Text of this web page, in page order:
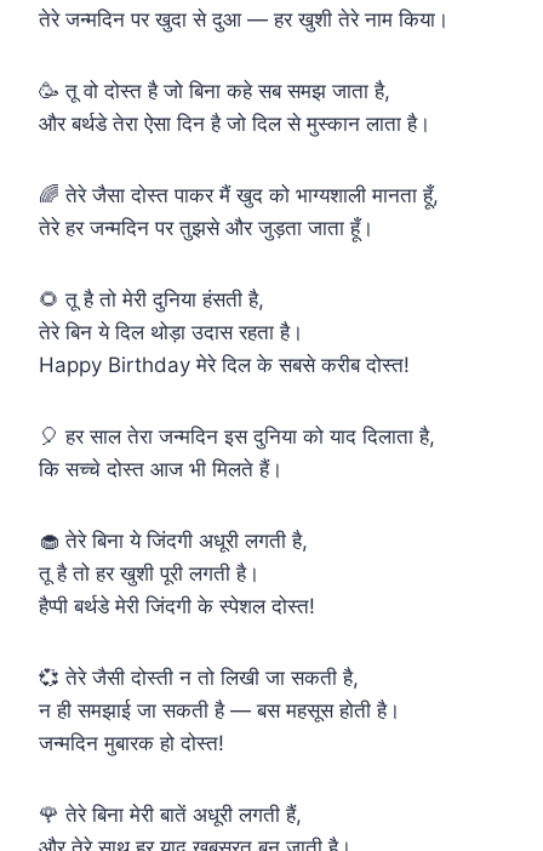
तेरे जन्मदिन पर खुदा से दुआ — हर खुशी तेरे नाम किया।
🥳 तू वो दोस्त है जो बिना कहे सब समझ जाता है,
और बर्थडे तेरा ऐसा दिन है जो दिल से मुस्कान लाता है।
🌈 तेरे जैसा दोस्त पाकर मैं खुद को भाग्यशाली मानता हूँ,
तेरे हर जन्मदिन पर तुझसे और जुड़ता जाता हूँ।
🌻 तू है तो मेरी दुनिया हंसती है,
तेरे बिन ये दिल थोड़ा उदास रहता है।
Happy Birthday मेरे दिल के सबसे करीब दोस्त!
🎈 हर साल तेरा जन्मदिन इस दुनिया को याद दिलाता है,
कि सच्चे दोस्त आज भी मिलते हैं।
🧁 तेरे बिना ये जिंदगी अधूरी लगती है,
तू है तो हर खुशी पूरी लगती है।
हैप्पी बर्थडे मेरी जिंदगी के स्पेशल दोस्त!
💞 तेरे जैसी दोस्ती न तो लिखी जा सकती है,
न ही समझाई जा सकती है — बस महसूस होती है।
जन्मदिन मुबारक हो दोस्त!
🌹 तेरे बिना मेरी बातें अधूरी लगती हैं,